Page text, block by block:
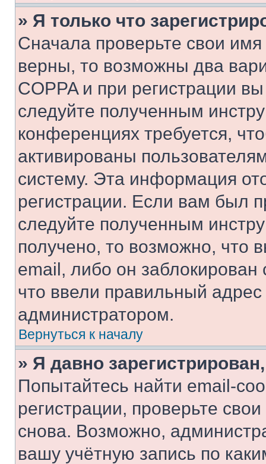
» Я только что
Сначала проверьте свои
верны, то возможны два
COPPA и при регистрации
следуйте полученным
конференциях требуется,
активированы
систему. Эта информация
регистрации. Если вам был
следуйте полученным
получено, то возможно, что
email, либо он
что ввели правильный адрес
администратором.
Вернуться к началу
» Я давно
Попытайтесь найти email-
регистрации, проверьте
снова. Возможно,
вашу учётную запись по